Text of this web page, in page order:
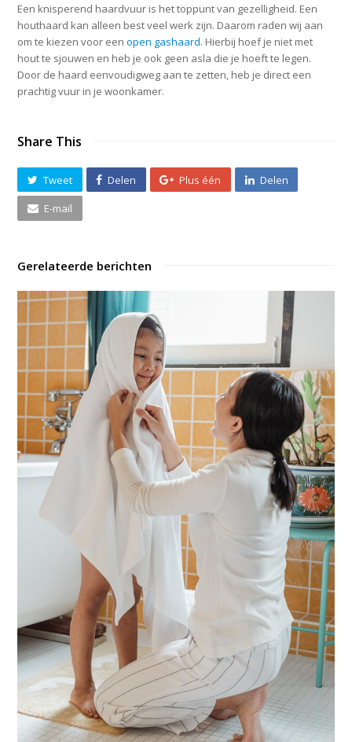
Een knisperend haardvuur is het toppunt van gezelligheid. Een
houthaard kan alleen best veel werk zijn. Daarom raden wij aan
om te kiezen voor eenopen gashaard. Hierbij hoef je niet met
hout te sjouwen en heb je ook geen asla die je hoeft te legen.
Door de haard eenvoudigweg aan te zetten, heb je direct een
prachtig vuur in je woonkamer.
Share This
Tweet Delen Plus één Delen
E-mail
Gerelateerde berichten